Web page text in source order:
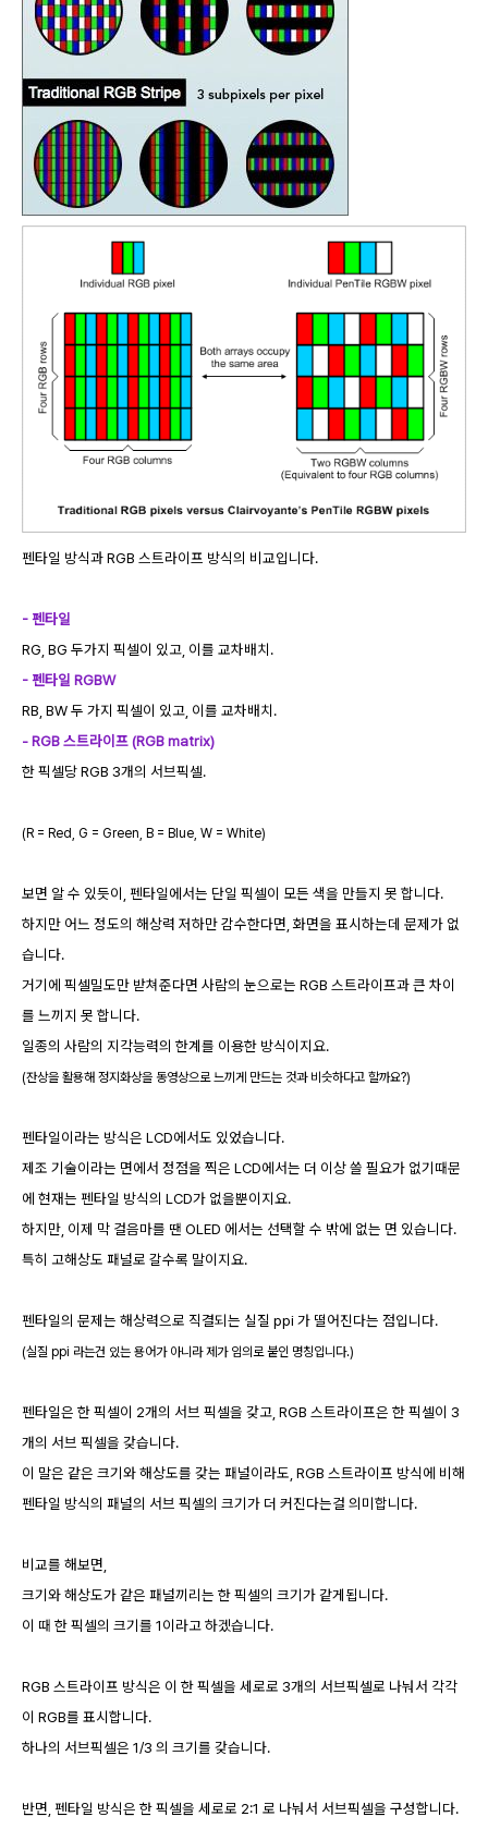
펜타일 방식과 RGB 스트라이프 방식의 비교입니다.
- 펜타일
RG, BG 두가지 픽셀이 있고, 이를 교차배치.
- 펜타일 RGBW
RB, BW 두 가지 픽셀이 있고, 이를 교차배치.
- RGB 스트라이프 (RGB matrix)
한 픽셀당 RGB 3개의 서브픽셀.
(R = Red, G = Green, B = Blue, W = White)
보면 알 수 있듯이, 펜타일에서는 단일 픽셀이 모든 색을 만들지 못 합니다.
하지만 어느 정도의 해상력 저하만 감수한다면, 화면을 표시하는데 문제가 없
습니다.
거기에 픽셀밀도만 받쳐준다면 사람의 눈으로는 RGB 스트라이프과 큰 차이
를 느끼지 못 합니다.
일종의 사람의 지각능력의 한계를 이용한 방식이지요.
(잔상을 활용해 정지화상을 동영상으로 느끼게 만드는 것과 비슷하다고 할까요?)
펜타일이라는 방식은 LCD에서도 있었습니다.
제조 기술이라는 면에서 정점을 찍은 LCD에서는 더 이상 쓸 필요가 없기때문
에 현재는 펜타일 방식의 LCD가 없을뿐이지요.
하지만, 이제 막 걸음마를 땐 OLED 에서는 선택할 수 밖에 없는 면 있습니다.
특히 고해상도 패널로 갈수록 말이지요.
펜타일의 문제는 해상력으로 직결되는 실질 ppi 가 떨어진다는 점입니다.
(실질 ppi 라는건 있는 용어가 아니라 제가 임의로 붙인 명칭입니다.)
펜타일은 한 픽셀이 2개의 서브 픽셀을 갖고, RGB 스트라이프은 한 픽셀이 3
개의 서브 픽셀을 갖습니다.
이 말은 같은 크기와 해상도를 갖는 패널이라도, RGB 스트라이프 방식에 비해
펜타일 방식의 패널의 서브 픽셀의 크기가 더 커진다는걸 의미합니다.
비교를 해보면,
크기와 해상도가 같은 패널끼리는 한 픽셀의 크기가 같게됩니다.
이 때 한 픽셀의 크기를 1이라고 하겠습니다.
RGB 스트라이프 방식은 이 한 픽셀을 세로로 3개의 서브픽셀로 나눠서 각각
이 RGB를 표시합니다.
하나의 서브픽셀은 1/3 의 크기를 갖습니다.
반면, 펜타일 방식은 한 픽셀을 세로로 2:1 로 나눠서 서브픽셀을 구성합니다.